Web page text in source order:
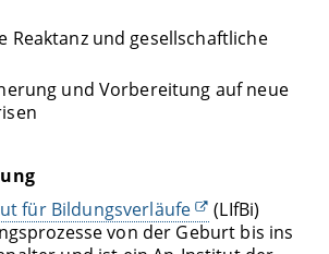
Reaktanz und gesellschaftliche
und Vorbereitung auf neue
für Bildungsverläufe
(LIfBi)
von der Geburt bis ins